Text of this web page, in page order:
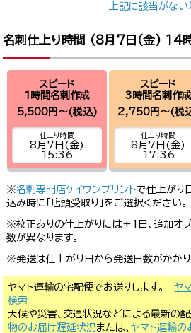
上記に該当がない
名刺仕上り時間 (8月7日(金) 14
スピード
1時間名刺作成
5,500円～(税込)
仕上り時間
8月7日(金)
15:36
スピード
3時間名刺作成
2,750円～(税
仕上り時間
8月7日(金)
17:36
※名刺専門店ケイワンプリントで仕上がり
込み時に「店頭受取り」をご選択ください。
※校正ありの仕上がりには+1日、追加オ
数が異なります。
※発送は仕上がり日から発送日数がかかり
ヤマト運輸の宅配便でお送りします。ヤ
検索
天候や災害、交通状況などによる最新の
物のお届け遅延状況または、ヤマト運輸の